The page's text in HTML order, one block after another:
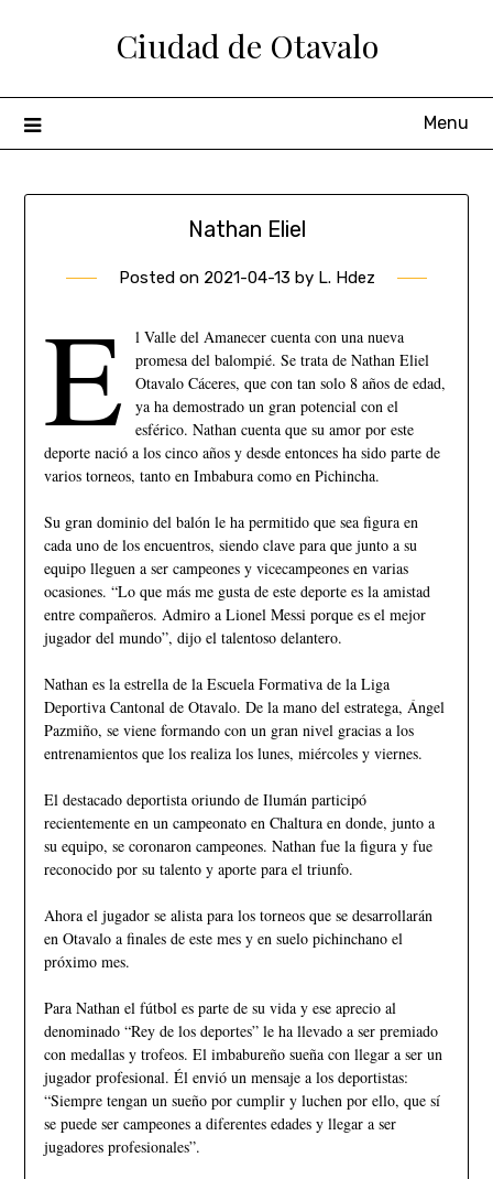
Ciudad de Otavalo
Menu
Nathan Eliel
Posted on 2021-04-13 by L. Hdez
E
l Valle del Amanecer cuenta con una nueva
promesa del balompié. Se trata de Nathan Eliel
Otavalo Cáceres, que con tan solo 8 años de edad,
ya ha demostrado un gran potencial con el
esférico. Nathan cuenta que su amor por este
deporte nació a los cinco años y desde entonces ha sido parte de
varios torneos, tanto en Imbabura como en Pichincha.
Su gran dominio del balón le ha permitido que sea figura en
cada uno de los encuentros, siendo clave para que junto a su
equipo lleguen a ser campeones y vicecampeones en varias
ocasiones. “Lo que más me gusta de este deporte es la amistad
entre compañeros. Admiro a Lionel Messi porque es el mejor
jugador del mundo”, dijo el talentoso delantero.
Nathan es la estrella de la Escuela Formativa de la Liga
Deportiva Cantonal de Otavalo. De la mano del estratega, Ángel
Pazmiño, se viene formando con un gran nivel gracias a los
entrenamientos que los realiza los lunes, miércoles y viernes.
El destacado deportista oriundo de Ilumán participó
recientemente en un campeonato en Chaltura en donde, junto a
su equipo, se coronaron campeones. Nathan fue la figura y fue
reconocido por su talento y aporte para el triunfo.
Ahora el jugador se alista para los torneos que se desarrollarán
en Otavalo a finales de este mes y en suelo pichinchano el
próximo mes.
Para Nathan el fútbol es parte de su vida y ese aprecio al
denominado “Rey de los deportes” le ha llevado a ser premiado
con medallas y trofeos. El imbabureño sueña con llegar a ser un
jugador profesional. Él envió un mensaje a los deportistas:
“Siempre tengan un sueño por cumplir y luchen por ello, que sí
se puede ser campeones a diferentes edades y llegar a ser
jugadores profesionales”.